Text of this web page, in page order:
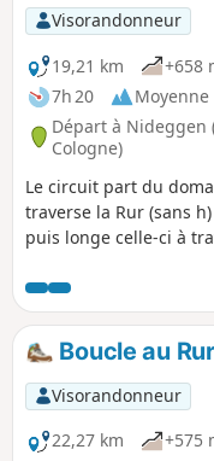
Visorandonneur
19,21 km
+658
7h 20
Moyenne
Départ à Nideggen
Cologne)
Le circuit part du
traverse la Rur (sans
puis longe celle-ci à
longue de Nideggen,
Nideggen, monte
des grès bigarrés
et revient au point de
par Nideggen-Brück.
Boucle au
Visorandonneur
22,27 km
+575